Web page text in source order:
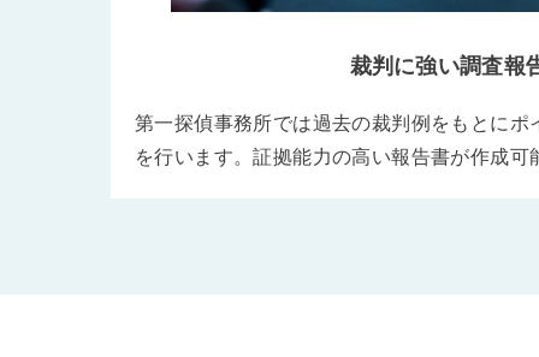
裁判に強い調査報
第一探偵事務所では過去の裁判例をもとにポ
を行います。証拠能力の高い報告書が作成可